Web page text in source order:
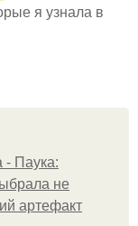
я узнала в
- Паука:
не
артефакт